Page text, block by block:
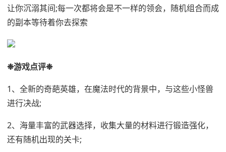
让你沉溺其间;每一次都将会是不一样的领会，随机组合而成
的副本等待着你去探索
❉游戏点评❉
1、全新的奇葩英雄，在魔法时代的背景中，与这些小怪兽
进行决战;
2、海量丰富的武器选择，收集大量的材料进行锻造强化，
还有随机出现的关卡;